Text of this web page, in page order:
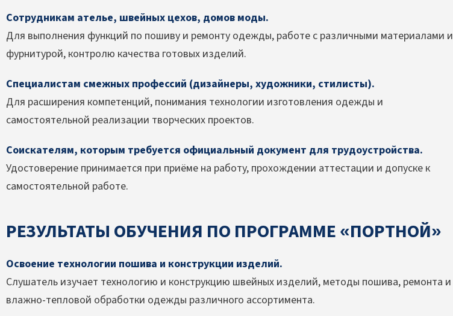
Сотрудникам ателье, швейных цехов, домов моды.
Для выполнения функций по пошиву и ремонту одежды, работе с различными материалами и
фурнитурой, контролю качества готовых изделий.
Специалистам смежных профессий (дизайнеры, художники, стилисты).
Для расширения компетенций, понимания технологии изготовления одежды и
самостоятельной реализации творческих проектов.
Соискателям, которым требуется официальный документ для трудоустройства.
Удостоверение принимается при приёме на работу, прохождении аттестации и допуске к
самостоятельной работе.
РЕЗУЛЬТАТЫ ОБУЧЕНИЯ ПО ПРОГРАММЕ «ПОРТНОЙ»
Освоение технологии пошива и конструкции изделий.
Слушатель изучает технологию и конструкцию швейных изделий, методы пошива, ремонта и
влажно-тепловой обработки одежды различного ассортимента.